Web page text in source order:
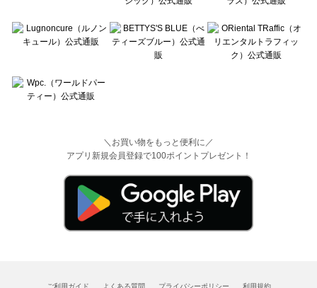
＼お買い物をもっと便利に／
アプリ新規会員登録で100ポイントプレゼント！
ご利用ガイド よくある質問 プライバシーポリシー 利用規約